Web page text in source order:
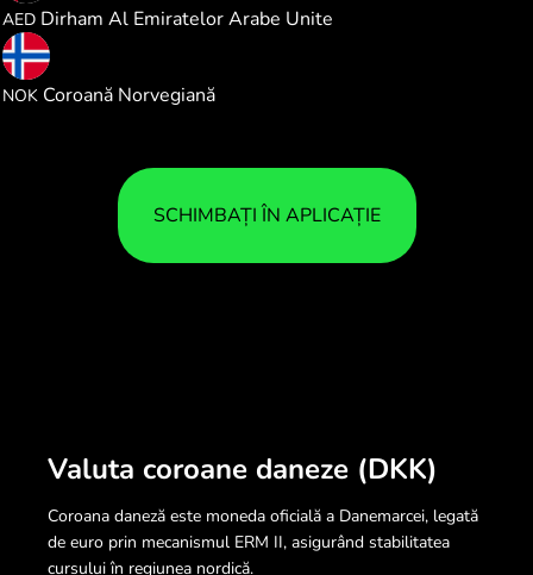
AED Dirham Al Emiratelor Arabe Unite
NOK Coroană Norvegiană
SCHIMBAȚI ÎN APLICAȚIE
Valuta coroane daneze (DKK)
Coroana daneză este moneda oficială a Danemarcei, legată
de euro prin mecanismul ERM II, asigurând stabilitatea
cursului în regiunea nordică.